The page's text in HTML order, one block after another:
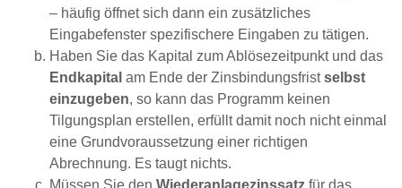
– häufig öffnet sich dann ein zusätzliches
Eingabefenster spezifischere Eingaben zu tätigen.
Haben Sie das Kapital zum Ablösezeitpunkt und das
Endkapital am Ende der Zinsbindungsfristselbst
einzugeben, so kann das Programm keinen
Tilgungsplan erstellen, erfüllt damit noch nicht einmal
eine Grundvoraussetzung einer richtigen
Abrechnung. Es taugt nichts.
Müssen Sie den Wiederanlagezinssatz für das